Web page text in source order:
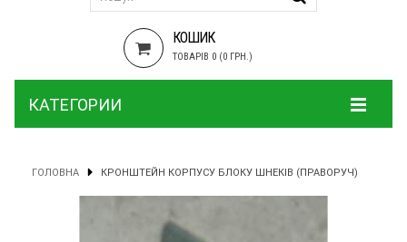
КОШИК
ТОВАРІВ 0 (0 ГРН.)
КАТЕГОРИИ
ГОЛОВНА КРОНШТЕЙН КОРПУСУ БЛОКУ ШНЕКІВ (ПРАВОРУЧ)